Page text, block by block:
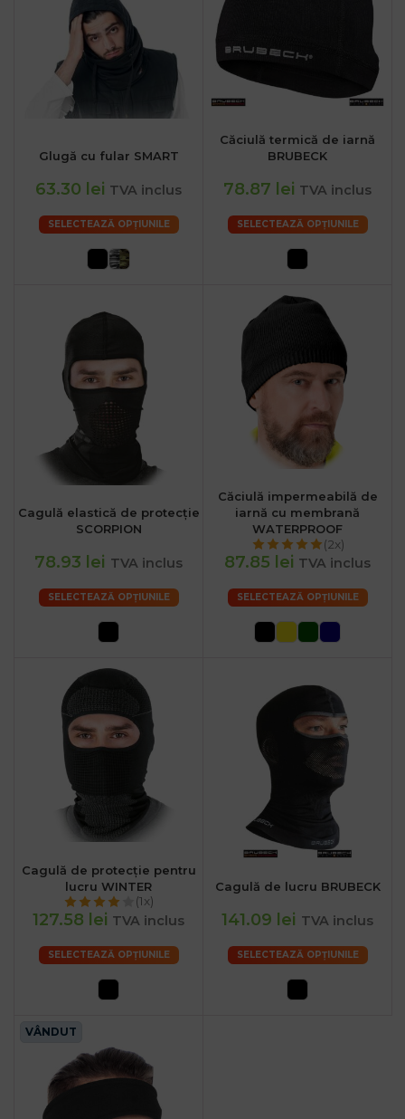
Glugă cu fular SMART
63.30 lei TVA inclus
SELECTEAZĂ OPȚIUNILE
Căciulă termică de iarnă
BRUBECK
78.87 lei TVA inclus
SELECTEAZĂ OPȚIUNILE
Cagulă elastică de protecție
SCORPION
78.93 lei TVA inclus
SELECTEAZĂ OPȚIUNILE
Căciulă impermeabilă de
iarnă cu membrană
WATERPROOF
(2x)
87.85 lei TVA inclus
SELECTEAZĂ OPȚIUNILE
Cagulă de protecție pentru
lucru WINTER
(1x)
127.58 lei TVA inclus
SELECTEAZĂ OPȚIUNILE
Cagulă de lucru BRUBECK
141.09 lei TVA inclus
SELECTEAZĂ OPȚIUNILE
VÂNDUT